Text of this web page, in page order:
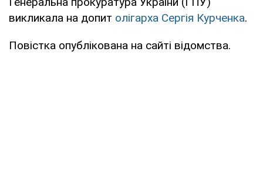
викликала на допит олігарха Сергія Курченка.
Повістка опублікована на сайті відомства.